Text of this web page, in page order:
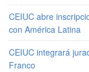
CEIUC abre
con América Latina
CEIUC integrará
Franco